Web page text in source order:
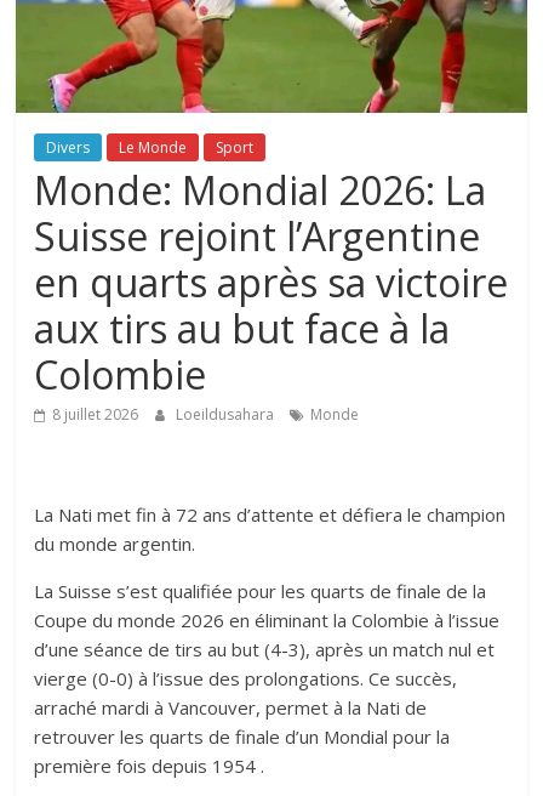
Divers Le Monde Sport
Monde: Mondial 2026: La
Suisse rejoint l’Argentine
en quarts après sa victoire
aux tirs au but face à la
Colombie
8 juillet 2026 Loeildusahara Monde
La Nati met fin à 72 ans d’attente et défiera le champion
du monde argentin.
La Suisse s’est qualifiée pour les quarts de finale de la
Coupe du monde 2026 en éliminant la Colombie à l’issue
d’une séance de tirs au but (4-3), après un match nul et
vierge (0-0) à l’issue des prolongations. Ce succès,
arraché mardi à Vancouver, permet à la Nati de
retrouver les quarts de finale d’un Mondial pour la
première fois depuis 1954 .